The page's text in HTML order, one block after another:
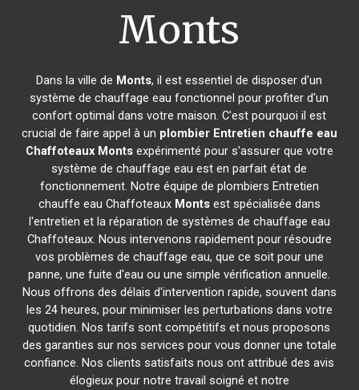
Monts
Dans la ville de Monts, il est essentiel de disposer d'un
système de chauffage eau fonctionnel pour profiter d'un
confort optimal dans votre maison. C'est pourquoi il est
crucial de faire appel à un plombier Entretien chauffe eau
Chaffoteaux Montsexpérimenté pour s'assurer que votre
système de chauffage eau est en parfait état de
fonctionnement. Notre équipe de plombiers Entretien
chauffe eau Chaffoteaux Montsest spécialisée dans
l'entretien et la réparation de systèmes de chauffage eau
Chaffoteaux. Nous intervenons rapidement pour résoudre
vos problèmes de chauffage eau, que ce soit pour une
panne, une fuite d'eau ou une simple vérification annuelle.
Nous offrons des délais d'intervention rapide, souvent dans
les 24 heures, pour minimiser les perturbations dans votre
quotidien. Nos tarifs sont compétitifs et nous proposons
des garanties sur nos services pour vous donner une totale
confiance. Nos clients satisfaits nous ont attribué des avis
élogieux pour notre travail soigné et notre